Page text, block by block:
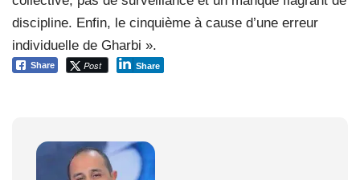
discipline. Enfin, le cinquième à cause d’une erreur
individuelle de Gharbi ».
Share Post Share